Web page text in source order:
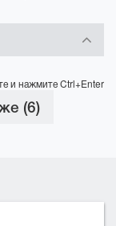
и нажмите Ctrl+Enter
(6)